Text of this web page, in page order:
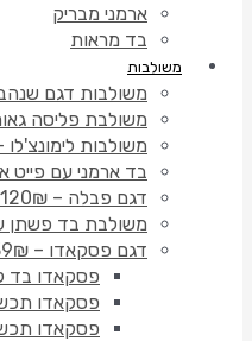
ארמני מבריק
בד מראות
משולבות
משולבות דגם
משולבת פליסה
משולבות לימונצ'לו –
בד ארמני עם פייט
דגם פבלה – 120₪
משולבת בד פשתן עם
דגם פסקאדו – 139₪
פסקאדו בד
פסקאדו
פסקאדו